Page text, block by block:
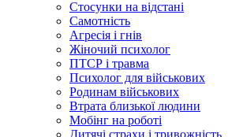
Стосунки на відстані
Самотність
Агресія і гнів
Жіночий психолог
ПТСР і травма
Психолог для військових
Родинам військових
Втрата близької людини
Мобінг на роботі
Дитячі страхи і тривожність